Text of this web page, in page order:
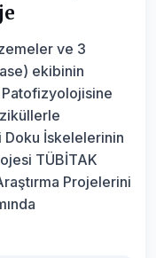
ve 3
ekibinin
Patofizyolojisine
İskelelerinin
TÜBİTAK
Projelerini